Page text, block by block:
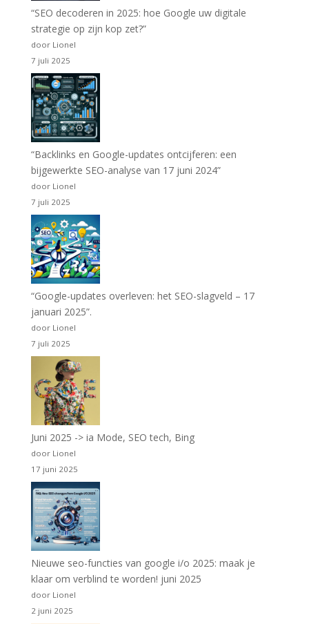
“SEO decoderen in 2025: hoe Google uw digitale
strategie op zijn kop zet?”
door Lionel
7 juli 2025
“Backlinks en Google-updates ontcijferen: een
bijgewerkte SEO-analyse van 17 juni 2024”
door Lionel
7 juli 2025
“Google-updates overleven: het SEO-slagveld – 17
januari 2025”.
door Lionel
7 juli 2025
Juni 2025 -> ia Mode, SEO tech, Bing
door Lionel
17 juni 2025
Nieuwe seo-functies van google i/o 2025: maak je
klaar om verblind te worden! juni 2025
door Lionel
2 juni 2025